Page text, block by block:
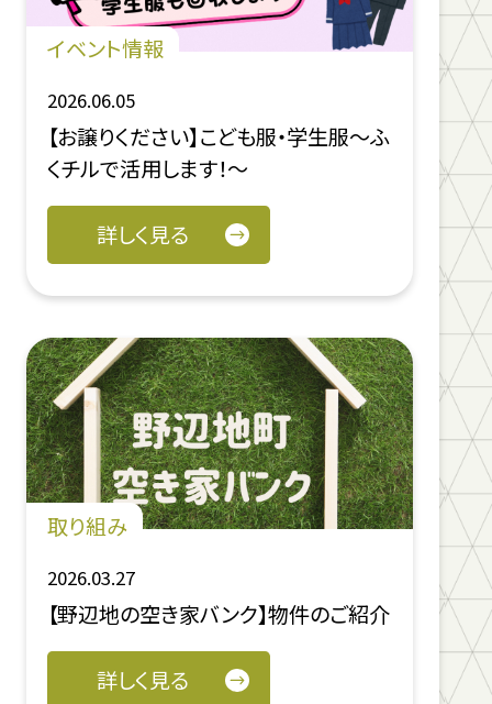
イベント情報
2026.06.05
【お譲りください】こども服・学生服～ふ
くチルで活用します！～
詳しく見る
取り組み
2026.03.27
【野辺地の空き家バンク】物件のご紹介
詳しく見る